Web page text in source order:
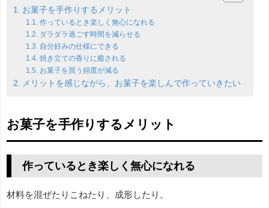
お菓子を手作りするメリット
作っているとき楽しく無心になれる
ダラダラ過ごす時間を減らせる
自分好みの仕様にできる
焼き立ての香りに癒される
お菓子を買う頻度が減る
メリットを感じながら、お菓子を楽しんで作っていきたい
お菓子を手作りするメリット
作っているとき楽しく無心になれる
材料を混ぜたりこねたり、成形したり。